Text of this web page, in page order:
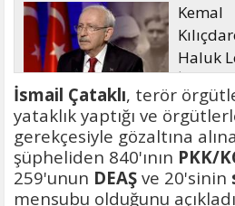
Kemal
Haluk
İlgili
İsmail Çataklı, terör
yataklık yaptığı ve
gerekçesiyle gözaltına
şüpheliden 840'ının PKK/
259'unun DEAŞ ve 20'sinin
mensubu olduğunu